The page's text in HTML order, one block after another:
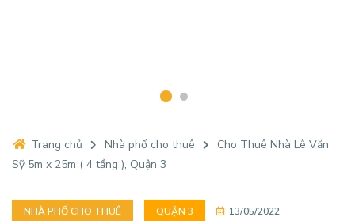
Trang chủ Nhà phố cho thuê
Cho Thuê Nhà Lê Văn
Sỹ 5m x 25m ( 4 tầng ), Quận 3
NHÀ PHỐ CHO THUÊ QUẬN 3
13/05/2022